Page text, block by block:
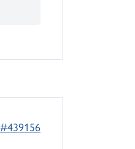
#439156